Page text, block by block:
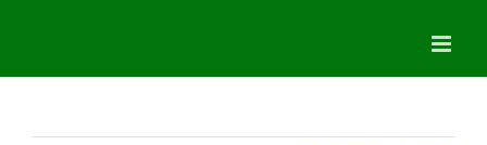
content